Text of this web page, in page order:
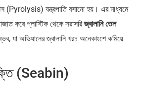
(Pyrolysis) যন্ত্রপাতি বসানো হয়। এর মাধ্যমে
করে প্লাস্টিক থেকে সরাসরিজ্বালানি তেল
যা অভিযানের জ্বালানি খরচ অনেকাংশে কমিয়ে
(Seabin)